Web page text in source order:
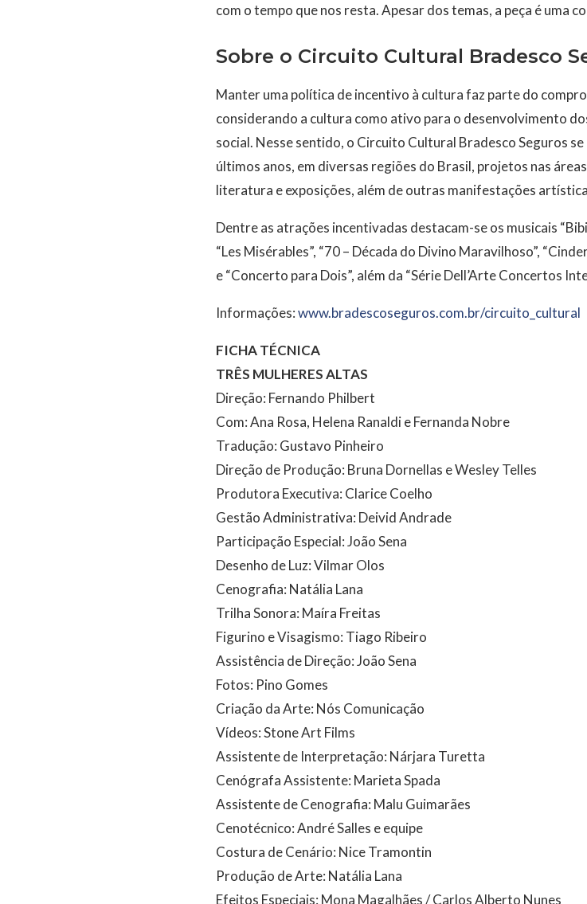
com o tempo que nos resta. Apesar dos temas, a peça é uma
Sobre o Circuito Cultural Bradesco
Manter uma política de incentivo à cultura faz parte do
considerando a cultura como ativo para o desenvolvimento
social. Nesse sentido, o Circuito Cultural Bradesco Seguros
últimos anos, em diversas regiões do Brasil, projetos nas
literatura e exposições, além de outras manifestações
Dentre as atrações incentivadas destacam-se os musicais
“Les Misérables”, “70 – Década do Divino Maravilhoso”,
e “Concerto para Dois”, além da “Série Dell’Arte Concertos
Informações:www.bradescoseguros.com.br/circuito_cultural
FICHA TÉCNICA
TRÊS MULHERES ALTAS
Direção: Fernando Philbert
Com: Ana Rosa, Helena Ranaldi e Fernanda Nobre
Tradução: Gustavo Pinheiro
Direção de Produção: Bruna Dornellas e Wesley Telles
Produtora Executiva: Clarice Coelho
Gestão Administrativa: Deivid Andrade
Participação Especial: João Sena
Desenho de Luz: Vilmar Olos
Cenografia: Natália Lana
Trilha Sonora: Maíra Freitas
Figurino e Visagismo: Tiago Ribeiro
Assistência de Direção: João Sena
Fotos: Pino Gomes
Criação da Arte: Nós Comunicação
Vídeos: Stone Art Films
Assistente de Interpretação: Nárjara Turetta
Cenógrafa Assistente: Marieta Spada
Assistente de Cenografia: Malu Guimarães
Cenotécnico: André Salles e equipe
Costura de Cenário: Nice Tramontin
Produção de Arte: Natália Lana
Efeitos Especiais: Mona Magalhães / Carlos Alberto Nunes